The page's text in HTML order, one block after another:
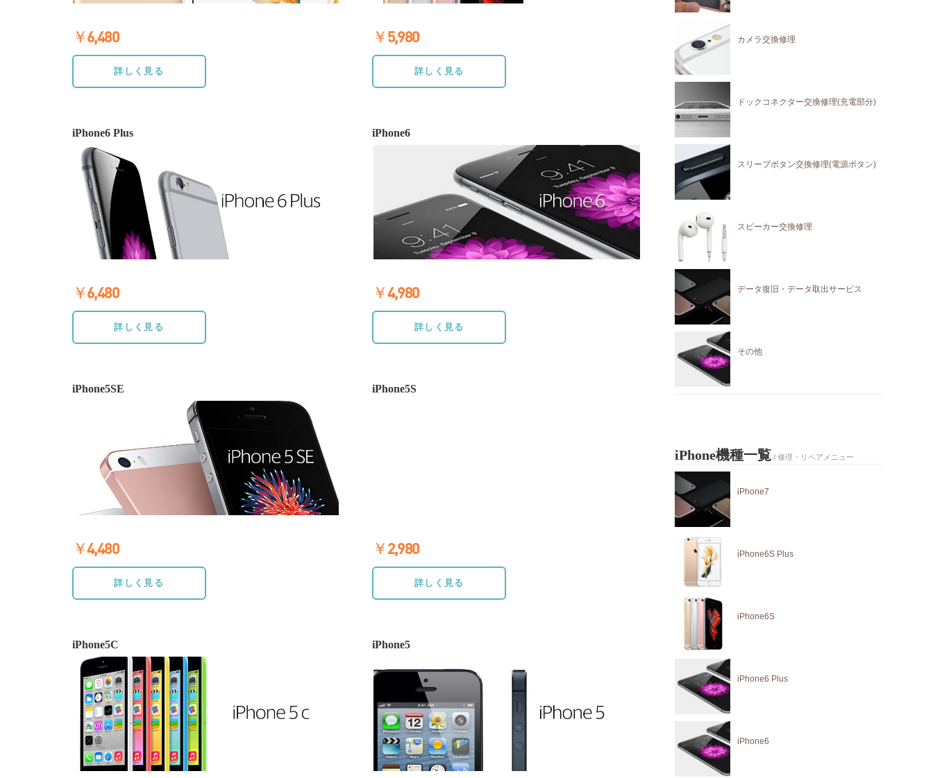
￥6,480
詳しく見る
￥5,980
詳しく見る
iPhone6 Plus
￥6,480
詳しく見る
iPhone6
￥4,980
詳しく見る
iPhone5SE
￥4,480
詳しく見る
iPhone5S
￥2,980
詳しく見る
iPhone5C iPhone5
カメラ交換修理
ドックコネクター交換修理(充電部分)
スリープボタン交換修理(電源ボタン)
スピーカー交換修理
データ復旧・データ取出サービス
その他
iPhone機種一覧/ 修理・リペアメニュー
iPhone7
iPhone6S Plus
iPhone6S
iPhone6 Plus
iPhone6